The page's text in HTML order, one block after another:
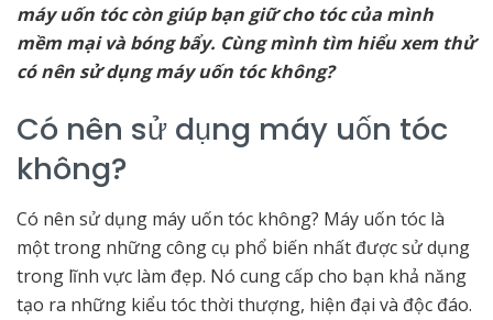
máy uốn tóc còn giúp bạn giữ cho tóc của mình
mềm mại và bóng bẩy. Cùng mình tìm hiểu xem thử
có nên sử dụng máy uốn tóc không?
Có nên sử dụng máy uốn tóc
không?
Có nên sử dụng máy uốn tóc không? Máy uốn tóc là
một trong những công cụ phổ biến nhất được sử dụng
trong lĩnh vực làm đẹp. Nó cung cấp cho bạn khả năng
tạo ra những kiểu tóc thời thượng, hiện đại và độc đáo.